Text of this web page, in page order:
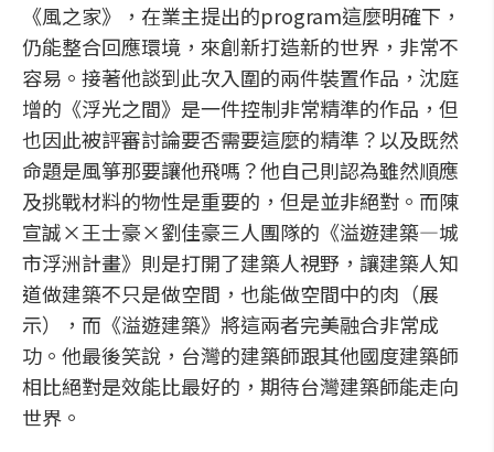
《風之家》，在業主提出的program這麼明確下，
仍能整合回應環境，來創新打造新的世界，非常不
容易。接著他談到此次入圍的兩件裝置作品，沈庭
增的《浮光之間》是一件控制非常精準的作品，但
也因此被評審討論要否需要這麼的精準？以及既然
命題是風箏那要讓他飛嗎？他自己則認為雖然順應
及挑戰材料的物性是重要的，但是並非絕對。而陳
宣誠×王士豪×劉佳豪三人團隊的《溢遊建築—城
市浮洲計畫》則是打開了建築人視野，讓建築人知
道做建築不只是做空間，也能做空間中的肉（展
示），而《溢遊建築》將這兩者完美融合非常成
功。他最後笑說，台灣的建築師跟其他國度建築師
相比絕對是效能比最好的，期待台灣建築師能走向
世界。